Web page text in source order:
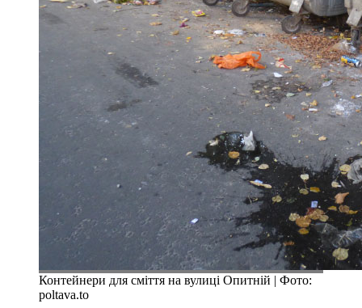
Контейнери для сміття на вулиці Опитній | Фото:
poltava.to